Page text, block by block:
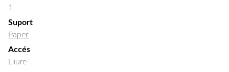
1
Suport
Paper
Accés
Lliure